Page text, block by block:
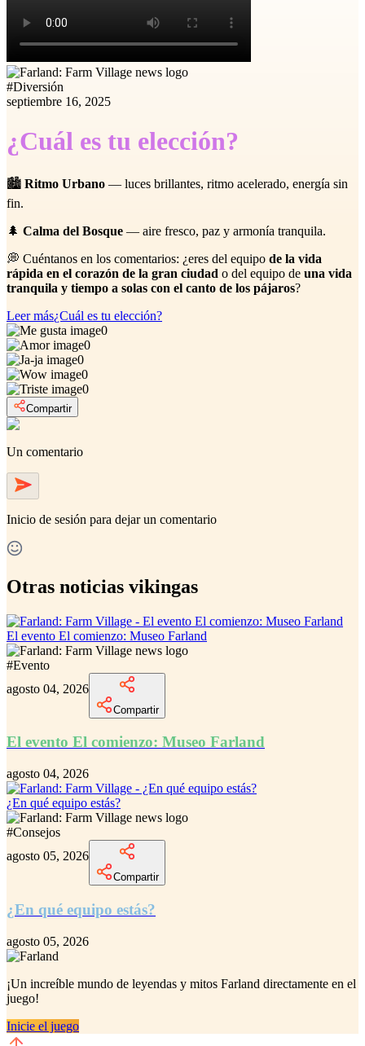
#Diversión
septiembre 16, 2025
¿Cuál es tu elección?
🏙️ Ritmo Urbano — luces brillantes, ritmo acelerado, energía sin
fin.
🌲 Calma del Bosque — aire fresco, paz y armonía tranquila.
💭 Cuéntanos en los comentarios: ¿eres del equipo de la vida
rápida en el corazón de la gran ciudad o del equipo de una vida
tranquila y tiempo a solas con el canto de los pájaros?
Leer más¿Cuál es tu elección?
0
0
0
0
0
Compartir
Un comentario
Inicio de sesión para dejar un comentario
Otras noticias vikingas
El evento El comienzo: Museo Farland
#Evento
agosto 04, 2026
Compartir
El evento El comienzo: Museo Farland
agosto 04, 2026
¿En qué equipo estás?
#Consejos
agosto 05, 2026
Compartir
¿En qué equipo estás?
agosto 05, 2026
¡Un increíble mundo de leyendas y mitos Farland directamente en el
juego!
Inicie el juego